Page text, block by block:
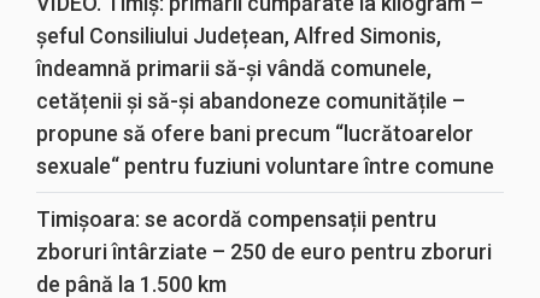
șeful Consiliului Județean, Alfred Simonis,
îndeamnă primarii să-și vândă comunele,
cetățenii și să-și abandoneze comunitățile –
propune să ofere bani precum “lucrătoarelor
sexuale“ pentru fuziuni voluntare între comune
Timișoara: se acordă compensații pentru
zboruri întârziate – 250 de euro pentru zboruri
de până la 1.500 km